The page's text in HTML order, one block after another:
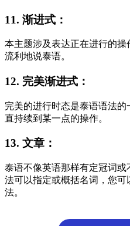
11. 渐进式：
本主题涉及表达正在进行的
流利地说泰语。
12. 完美渐进式：
完美的进行时态是泰语语法
直持续到某一点的操作。
13. 文章：
泰语不像英语那样有定冠词
法可以指定或概括名词，您
法。